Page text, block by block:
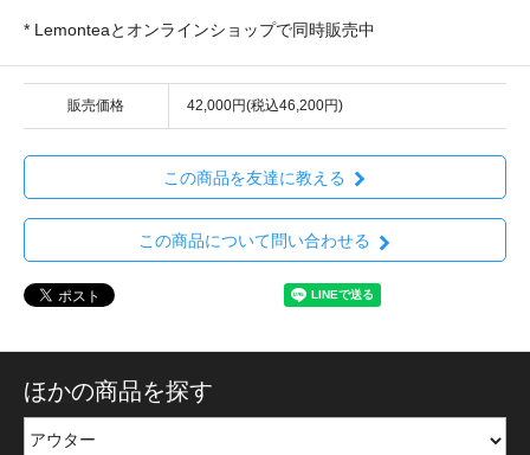
* Lemonteaとオンラインショップで同時販売中
販売価格 42,000円(税込46,200円)
この商品を友達に教える
この商品について問い合わせる
ほかの商品を探す